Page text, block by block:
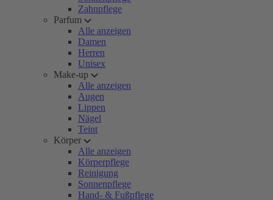
Zahnpflege
Parfum
Alle anzeigen
Damen
Herren
Unisex
Make-up
Alle anzeigen
Augen
Lippen
Nägel
Teint
Körper
Alle anzeigen
Körperpflege
Reinigung
Sonnenpflege
Hand- & Fußpflege